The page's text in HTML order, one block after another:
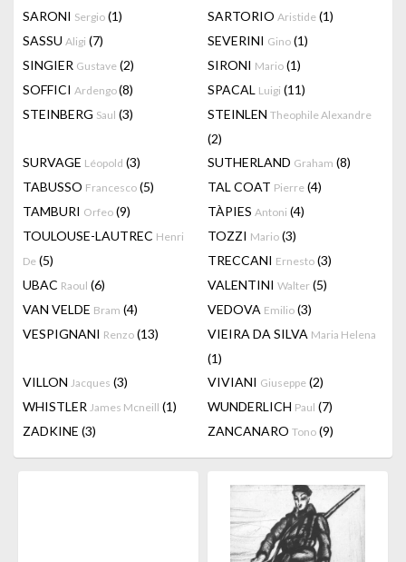
SARONI Sergio (1) SARTORIO Aristide (1)
SASSU Aligi (7) SEVERINI Gino (1)
SINGIER Gustave (2) SIRONI Mario (1)
SOFFICI Ardengo(8) SPACAL Luigi (11)
STEINBERG Saul (3) STEINLEN Theophile Alexandre
(2)
SURVAGE Léopold (3) SUTHERLAND Graham (8)
TABUSSO Francesco (5) TAL COAT Pierre (4)
TAMBURI Orfeo (9) TÀPIES Antoni (4)
TOULOUSE-LAUTREC Henri
De (5)
TOZZI Mario (3)
TRECCANI Ernesto (3)
UBAC Raoul (6) VALENTINI Walter (5)
VAN VELDE Bram (4) VEDOVA Emilio (3)
VESPIGNANI Renzo (13) VIEIRA DA SILVA Maria Helena
(1)
VILLON Jacques (3) VIVIANI Giuseppe (2)
WHISTLER James Mcneill (1) WUNDERLICH Paul (7)
ZADKINE (3) ZANCANARO Tono (9)